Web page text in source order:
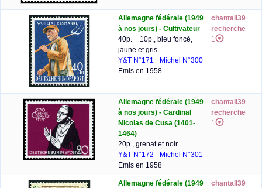
Allemagne fédérale (1949
à nos jours) - Cultivateur
40p. + 10p., bleu foncé,
jaune et gris
Y&T N°171
Michel N°300
Emis en 1958
chantall39
recherche
1
Allemagne fédérale (1949
à nos jours) - Cardinal
Nicolas de Cusa (1401-
1464)
20p., grenat et noir
Y&T N°172
Michel N°301
Emis en 1958
chantall39
recherche
1
Allemagne fédérale (1949
chantall39